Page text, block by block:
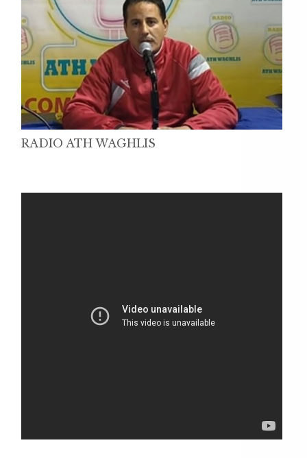
RADIO ATH WAGHLIS